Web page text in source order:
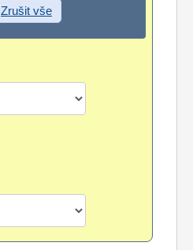
Zrušit vše